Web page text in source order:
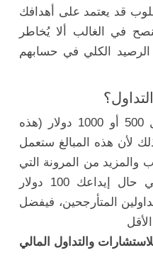
قد يعتمد على أهدافك
في الغالب ألا يُخاطر
بأكثر من %1 من الرصيد الكلي في حسابهم
يوصى عادةً بالبدء برأس مال 500 أو 1000 دولار (هذه
لأن هذه المبالغ ستعمل
من المرونة التي
تحتاج إليها، وستفتقد ذلك في حال إيداعك 100 دولار
المتأرجحين، فيفضل
والتداول المالي